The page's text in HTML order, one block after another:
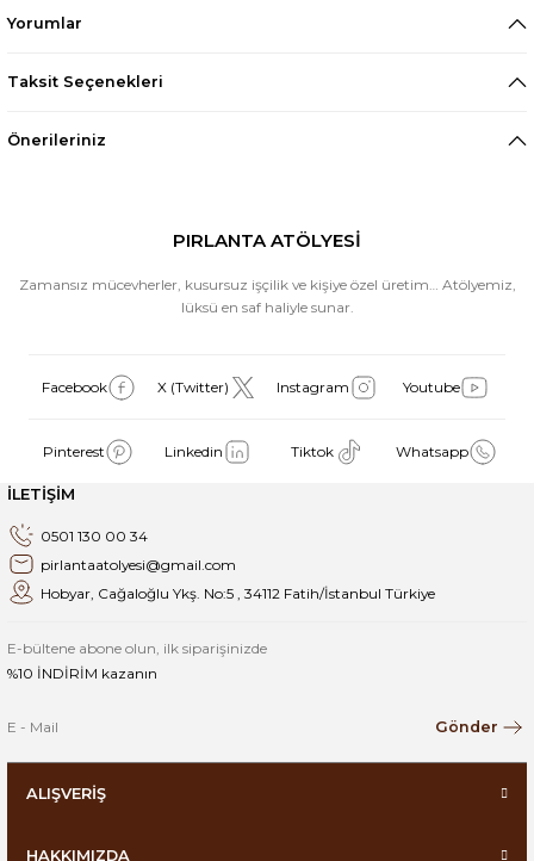
Yorumlar
Taksit Seçenekleri
Önerileriniz
PIRLANTA ATÖLYESİ
Zamansız mücevherler, kusursuz işçilik ve kişiye özel üretim… Atölyemiz,
lüksü en saf haliyle sunar.
Facebook X (Twitter) Instagram Youtube
Pinterest Linkedin Tiktok Whatsapp
İLETİŞİM
0501 130 00 34
pirlantaatolyesi@gmail.com
Hobyar, Cağaloğlu Ykş. No:5 , 34112 Fatih/İstanbul Türkiye
E-bültene abone olun, ilk siparişinizde
%10 İNDİRİM kazanın
Gönder
ALIŞVERİŞ
HAKKIMIZDA